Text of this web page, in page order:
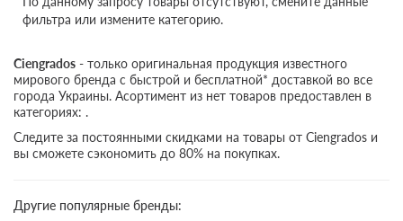
фильтра или измените категорию.
Ciengrados - только оригинальная продукция известного
мирового бренда с быстрой и бесплатной* доставкой во все
города Украины. Асортимент из нет товаров предоставлен в
категориях: .
Следите за постоянными скидками на товары от Ciengrados и
вы сможете сэкономить до 80% на покупках.
Другие популярные бренды: